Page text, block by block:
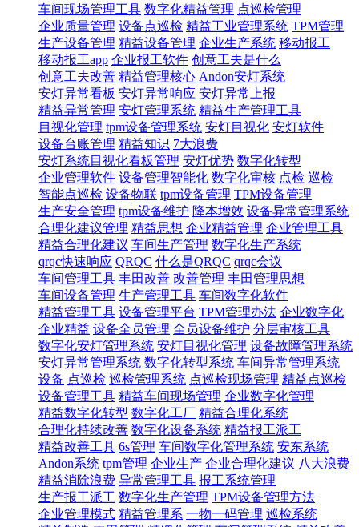
车间现场管理工具 数字化精益管理 点巡检管理
企业质量管理 设备点巡检 精益工业管理系统 TPM管理
生产设备管理 精益设备管理 企业生产系统 移动报工
移动报工app 企业报工软件 创意工夫是什么
创意工夫改善 精益管理核心 Andon安灯系统
安灯异常看板 安灯异常响应 安灯异常上报
精益异常管理 安灯管理系统 精益生产管理工具
目视化管理 tpm设备管理系统 安灯目视化 安灯软件
设备台账管理 精益知识 7大浪费
安灯系统目视化看板管理 安灯优势 数字化转型
企业管理软件 设备管理智能化 数字化审核 点检 巡检
智能点巡检 设备物联 tpm设备管理 TPM设备管理
生产安全管理 tpm设备维护 降本增效 设备异常管理系统
合理化建议管理 精益思想 企业精益管理 企业管理工具
精益合理化建议 车间生产管理 数字化生产系统
qrqc快速响应 QRQC 什么是QRQC qrqc会议
车间管理工具 丰田改善 改善管理 丰田管理思想
车间设备管理 生产管理工具 车间数字化软件
精益管理工具 设备管理平台 TPM管理办法 企业数字化
企业精益 设备全员管理 全员设备维护 分层审核工具
数字化安灯管理系统​ 安灯目视化管理 设备故障管理系统
安灯异常管理系统 数字化转型系统 车间异常管理系统
设备 点巡检 巡检管理系统 点巡检现场管理 精益点巡检
设备管理工具 精益车间现场管理 企业数字化管理
精益数字化转型 数字化工厂 精益合理化系统
合理化持续改善 数字化设备系统 精益报工派工
精益改善工具 6s管理 车间数字化管理系统 安东系统
Andon系统 tpm管理 企业生产 企业合理化建议 八大浪费
精益消除浪费 异常管理工具 报工系统管理
生产报工派工 数字化生产管理 TPM设备管理方法
企业管理模式 精益管理系 一物一码管理 巡检系统